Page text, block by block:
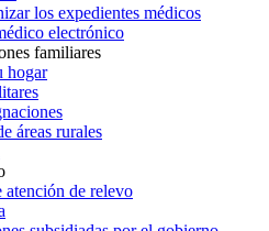
los expedientes médicos
electrónico
familiares
hogar
áreas rurales
atención de relevo